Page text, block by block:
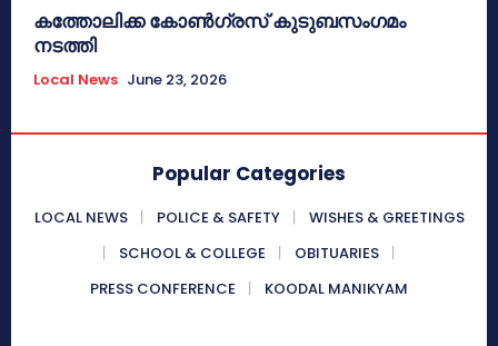
കത്തോലിക്ക കോൺഗ്രസ് കുടുബസംഗമം
നടത്തി
Local News June 23, 2026
Popular Categories
LOCAL NEWS POLICE & SAFETY
WISHES & GREETINGS
SCHOOL & COLLEGE
OBITUARIES
PRESS CONFERENCE
KOODAL MANIKYAM